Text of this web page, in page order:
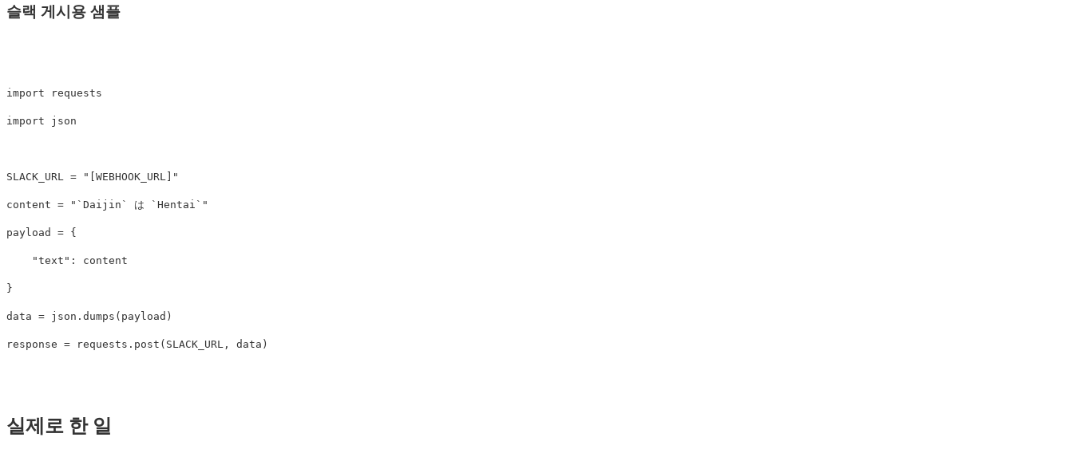
슬랙 게시용 샘플
import requests
import json
SLACK_URL = "[WEBHOOK_URL]"
content = "`Daijin` は `Hentai`"
payload = {
    "text": content
}
data = json.dumps(payload)
실제로 한 일